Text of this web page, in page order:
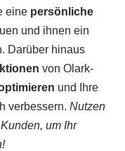
eine persönliche
und ihnen ein
Darüber hinaus
von Olark-
und Ihre
verbessern. Nutzen
um Ihr